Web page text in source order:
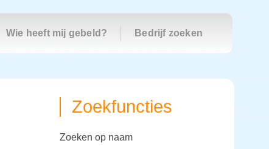
Wie heeft mij gebeld? Bedrijf zoeken
Zoekfuncties
zoeken op naam